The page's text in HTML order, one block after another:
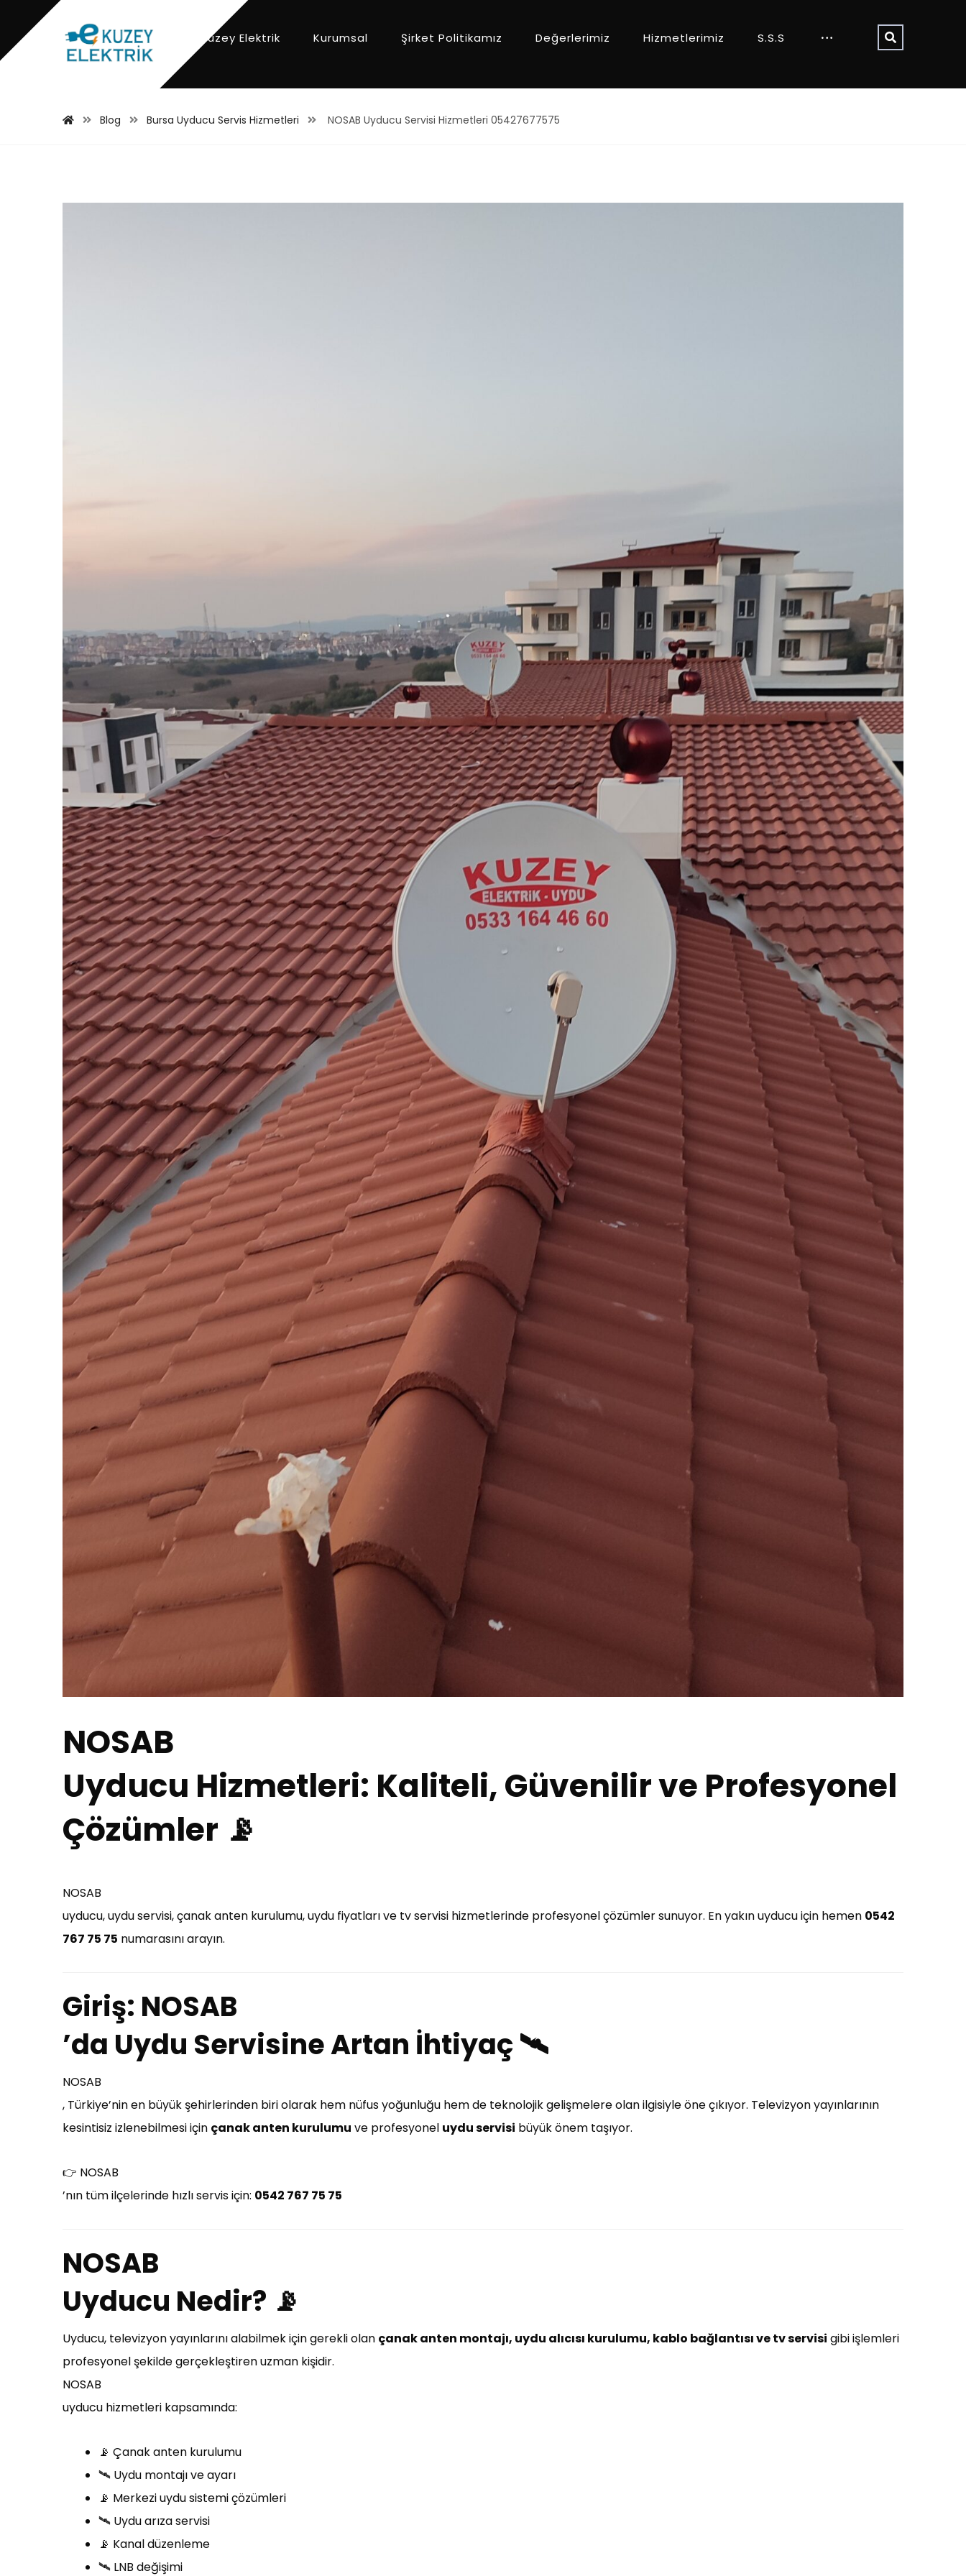
Kuzey Elektrik Kurumsal Şirket Politikamız Değerlerimiz Hizmetlerimiz S.S.S
Blog Bursa Uyducu Servis Hizmetleri NOSAB Uyducu Servisi Hizmetleri 05427677575
NOSAB
Uyducu Hizmetleri: Kaliteli, Güvenilir ve Profesyonel
Çözümler 📡
NOSAB
uyducu, uydu servisi, çanak anten kurulumu, uydu fiyatları ve tv servisi hizmetlerinde profesyonel çözümler sunuyor. En yakın uyducu için hemen 0542
767 75 75 numarasını arayın.
Giriş: NOSAB
’da Uydu Servisine Artan İhtiyaç 🛰️
NOSAB
, Türkiye’nin en büyük şehirlerinden biri olarak hem nüfus yoğunluğu hem de teknolojik gelişmelere olan ilgisiyle öne çıkıyor. Televizyon yayınlarının
kesintisiz izlenebilmesi için çanak anten kurulumu ve profesyonel uydu servisi büyük önem taşıyor.
👉 NOSAB
’nın tüm ilçelerinde hızlı servis için: 0542 767 75 75
NOSAB
Uyducu Nedir? 📡
Uyducu, televizyon yayınlarını alabilmek için gerekli olan çanak anten montajı, uydu alıcısı kurulumu, kablo bağlantısı ve tv servisi gibi işlemleri
profesyonel şekilde gerçekleştiren uzman kişidir.
NOSAB
uyducu hizmetleri kapsamında:
📡 Çanak anten kurulumu
🛰️ Uydu montajı ve ayarı
📡 Merkezi uydu sistemi çözümleri
🛰️ Uydu arıza servisi
📡 Kanal düzenleme
🛰️ LNB değişimi